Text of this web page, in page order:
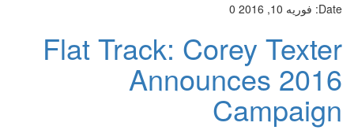
Date: فوریه 10, 2016 0
Flat Track: Corey Texter
Announces 2016
Campaign